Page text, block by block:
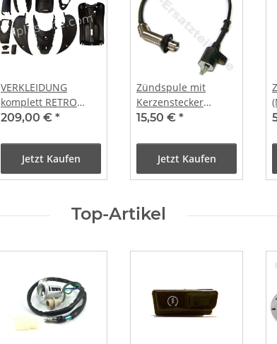
VERKLEIDUNG
komplett RETRO
STAR, YY50QT-
MATT SCHWARZ
209,00 € *
Jetzt Kaufen
Zündspule mit
Kerzenstecker
(Metall)
15,50 € *
Jetzt Kaufen
Top-Artikel